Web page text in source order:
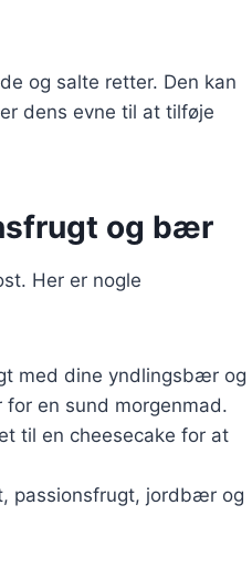
og salte retter. Den kan
dens evne til at tilføje
og bær
Her er nogle
med dine yndlingsbær og
en sund morgenmad.
til en cheesecake for at
passionsfrugt, jordbær og